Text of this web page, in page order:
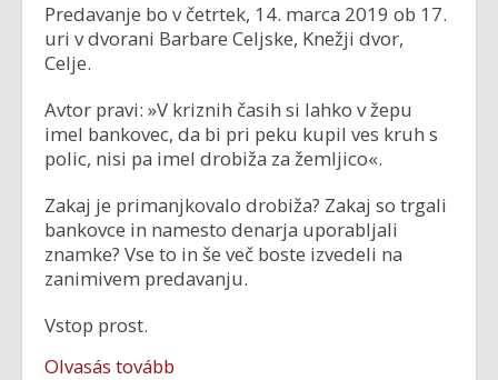
Predavanje bo v četrtek, 14. marca 2019 ob 17.
uri v dvorani Barbare Celjske, Knežji dvor,
Celje.
Avtor pravi: »V kriznih časih si lahko v žepu
imel bankovec, da bi pri peku kupil ves kruh s
polic, nisi pa imel drobiža za žemljico«.
Zakaj je primanjkovalo drobiža? Zakaj so trgali
bankovce in namesto denarja uporabljali
znamke? Vse to in še več boste izvedeli na
zanimivem predavanju.
Vstop prost.
Olvasás tovább